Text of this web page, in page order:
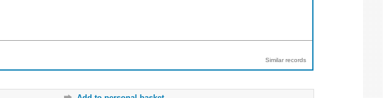
Similar records